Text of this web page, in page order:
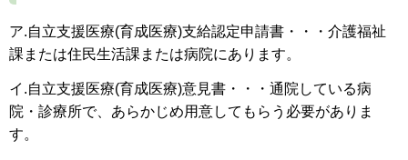
ア.自立支援医療(育成医療)支給認定申請書・・・介護福祉
課または住民生活課または病院にあります。
イ.自立支援医療(育成医療)意見書・・・通院している病
院・診療所で、あらかじめ用意してもらう必要がありま
す。